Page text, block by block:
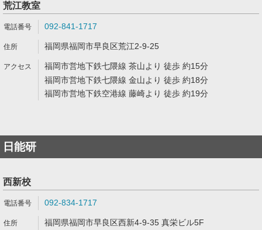
荒江教室
092-841-1717
福岡県福岡市早良区荒江2-9-25
福岡市営地下鉄七隈線 茶山より 徒歩 約15分
福岡市営地下鉄七隈線 金山より 徒歩 約18分
福岡市営地下鉄空港線 藤崎より 徒歩 約19分
日能研
西新校
092-834-1717
福岡県福岡市早良区西新4-9-35 真栄ビル5F